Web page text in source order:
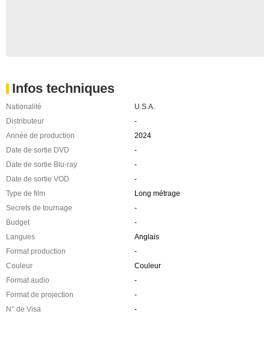
Infos techniques
Nationalité
U.S.A.
Distributeur
-
Année de production
2024
Date de sortie DVD
-
Date de sortie Blu-ray
-
Date de sortie VOD
-
Type de film
Long métrage
Secrets de tournage
-
Budget
-
Langues
Anglais
Format production
-
Couleur
Couleur
Format audio
-
Format de projection
-
N° de Visa
-